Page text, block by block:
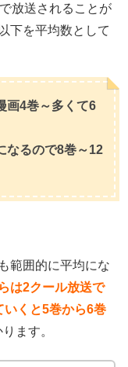
で放送されることが
下を平均数として
画4巻～多くて6
なるので8巻～12
範囲的に平均にな
は2クール放送で
いくと5巻から6巻
ます。